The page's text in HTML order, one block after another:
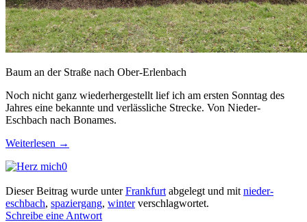
Baum an der Straße nach Ober-Erlenbach
Noch nicht ganz wiederhergestellt lief ich am ersten Sonntag des
Jahres eine bekannte und verlässliche Strecke. Von Nieder-
Eschbach nach Bonames.
Weiterlesen →
0
Dieser Beitrag wurde unterFrankfurt abgelegt und mit nieder-
eschbach, spaziergang, winterverschlagwortet.
Schreibe eine Antwort